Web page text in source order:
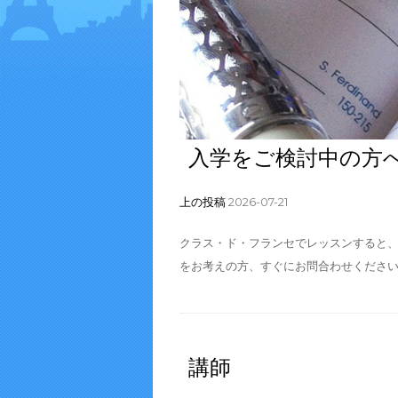
入学をご検討中の方
上の投稿2026-07-21
クラス・ド・フランセでレッスンすると
をお考えの方、すぐにお問合わせくださ
講師